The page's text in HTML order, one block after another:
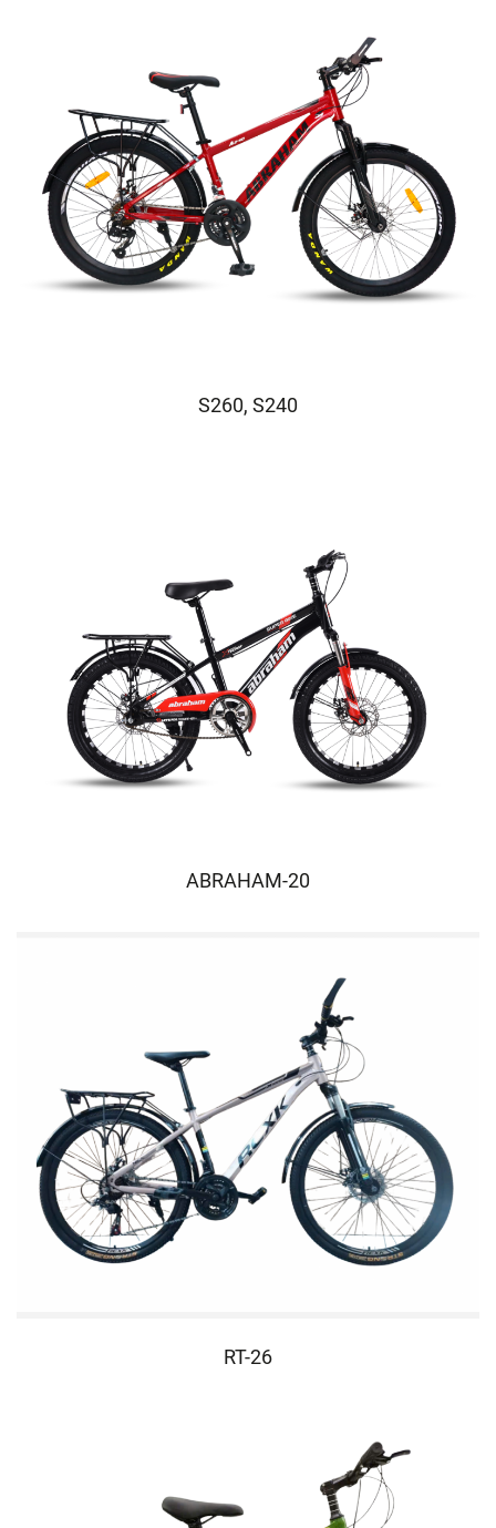
S260, S240
ABRAHAM-20
RT-26